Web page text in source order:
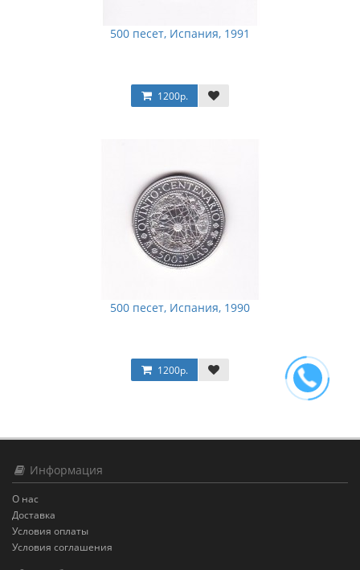
500 песет, Испания, 1991
1200р.
500 песет, Испания, 1990
1200р.
Информация
О нас
Доставка
Условия оплаты
Условия соглашения